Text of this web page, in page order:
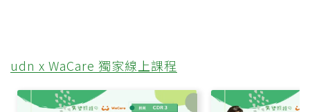
udn x WaCare 獨家線上課程